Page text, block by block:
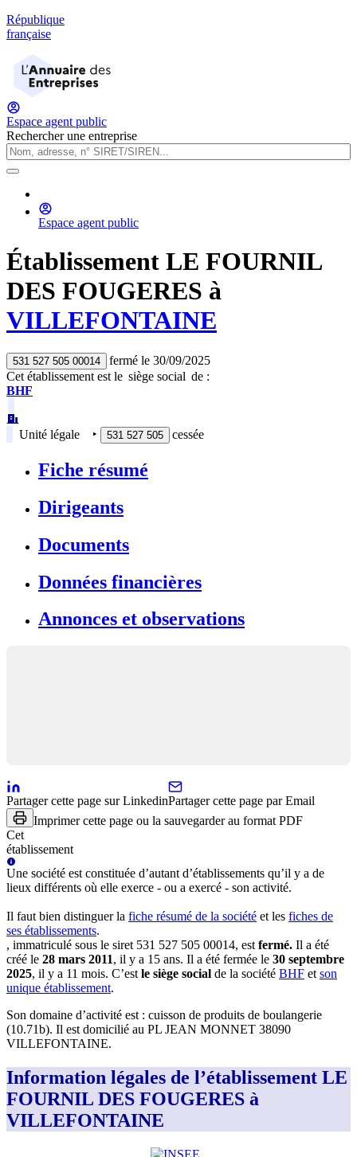
République
française
Espace agent public
Rechercher une entreprise
Espace agent public
Établissement LE FOURNIL
DES FOUGERES à
VILLEFONTAINE
531 527 505 00014 fermé le 30/09/2025
Cet établissement est le siège social de :
BHF
Unité légale ‣ 531 527 505 cessée
Fiche résumé
Dirigeants
Documents
Données financières
Annonces et observations
Partager cette page sur LinkedinPartager cette page par Email
Imprimer cette page ou la sauvegarder au format PDF
Cet
établissement
Une société est constituée d’autant d’établissements qu’il y a de
lieux différents où elle exerce - ou a exercé - son activité.
Il faut bien distinguer la fiche résumé de la société et les fiches de
ses établissements.
, immatriculé sous le siret 531 527 505 00014, est fermé. Il a été
créé le 28 mars 2011, il y a 15 ans. Il a été fermée le 30 septembre
2025, il y a 11 mois. C’est le siège social de la société BHF et son
unique établissement.
Son domaine d’activité est : cuisson de produits de boulangerie
(10.71b). Il est domicilié au PL JEAN MONNET 38090
VILLEFONTAINE.
Information légales de l’établissement LE
FOURNIL DES FOUGERES à
VILLEFONTAINE